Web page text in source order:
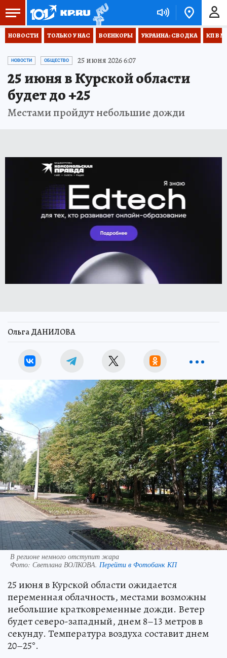
НОВОСТИ ТОЛЬКО У НАС ВОЕНКОРЫ УКРАИНА: СВОДКА КП В
НОВОСТИ ОБЩЕСТВО 25 июня 2026 6:07
25 июня в Курской области
будет до +25
Местами пройдут небольшие дожди
Ольга ДАНИЛОВА
В регионе немного отступит жара
Фото: Светлана ВОЛКОВА. Перейти в Фотобанк КП
25 июня в Курской области ожидается
переменная облачность, местами возможны
небольшие кратковременные дожди. Ветер
будет северо-западный, днем 8–13 метров в
секунду. Температура воздуха составит днем
20–25°.